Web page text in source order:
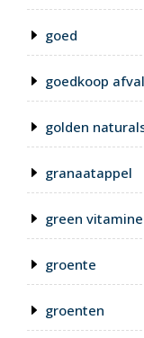
goed
goedkoop
golden
granaatappel
green vitamine
groente
groenten